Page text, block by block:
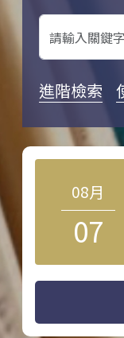
進階檢索
08月
07